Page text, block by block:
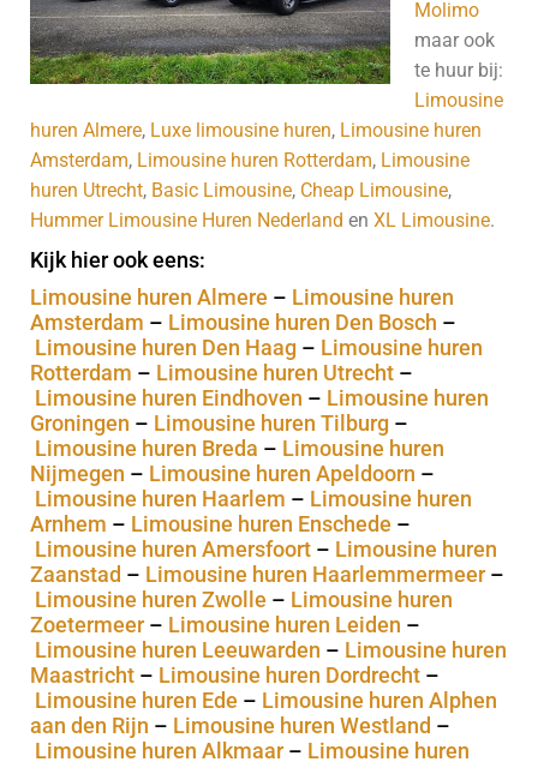
Molimo
maar ook
te huur bij:
Limousine
huren Almere, Luxe limousine huren, Limousine huren
Amsterdam, Limousine huren Rotterdam, Limousine
huren Utrecht, Basic Limousine, Cheap Limousine,
Hummer Limousine Huren Nederland en XL Limousine.
Kijk hier ook eens:
Limousine huren Almere – Limousine huren
Amsterdam – Limousine huren Den Bosch –
Limousine huren Den Haag – Limousine huren
Rotterdam – Limousine huren Utrecht –
Limousine huren Eindhoven – Limousine huren
Groningen – Limousine huren Tilburg –
Limousine huren Breda – Limousine huren
Nijmegen – Limousine huren Apeldoorn –
Limousine huren Haarlem – Limousine huren
Arnhem – Limousine huren Enschede –
Limousine huren Amersfoort – Limousine huren
Zaanstad – Limousine huren Haarlemmermeer–
Limousine huren Zwolle – Limousine huren
Zoetermeer– Limousine huren Leiden –
Limousine huren Leeuwarden – Limousine huren
Maastricht – Limousine huren Dordrecht –
Limousine huren Ede – Limousine huren Alphen
aan den Rijn – Limousine huren Westland –
Limousine huren Alkmaar– Limousine huren